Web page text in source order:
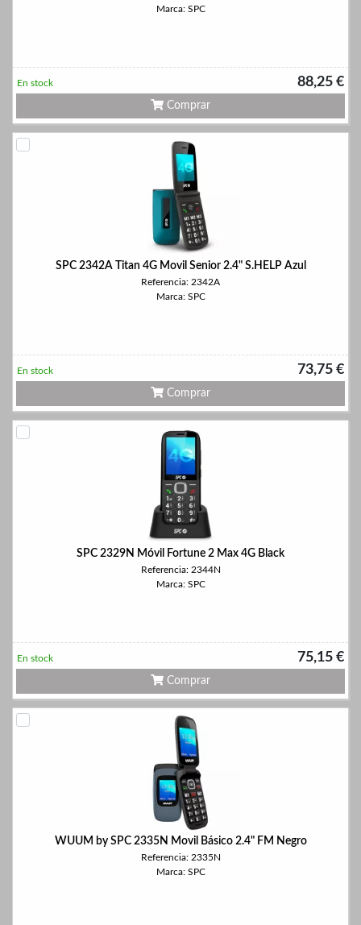
Marca: SPC
88,25 €
En stock
Comprar
SPC 2342A Titan 4G Movil Senior 2.4" S.HELP Azul
Referencia: 2342A
Marca: SPC
73,75 €
En stock
Comprar
SPC 2329N Móvil Fortune 2 Max 4G Black
Referencia: 2344N
Marca: SPC
75,15 €
En stock
Comprar
WUUM by SPC 2335N Movil Básico 2.4" FM Negro
Referencia: 2335N
Marca: SPC